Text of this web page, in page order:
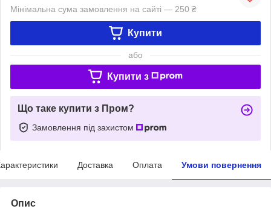
Мінімальна сума замовлення на сайті — 250 ₴
Купити
або
Купити з
Що таке купити з Пром?
Замовлення під захистом
Доставка Оплата Умови повернення
Опис